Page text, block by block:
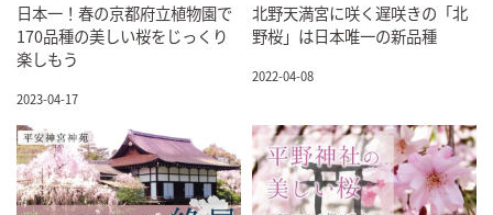
日本一！春の京都府立植物園で
170品種の美しい桜をじっくり
楽しもう
2023-04-17
北野天満宮に咲く遅咲きの「北
野桜」は日本唯一の新品種
2022-04-08